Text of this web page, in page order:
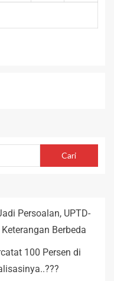
Persoalan, UPTD-
Berbeda
100 Persen di